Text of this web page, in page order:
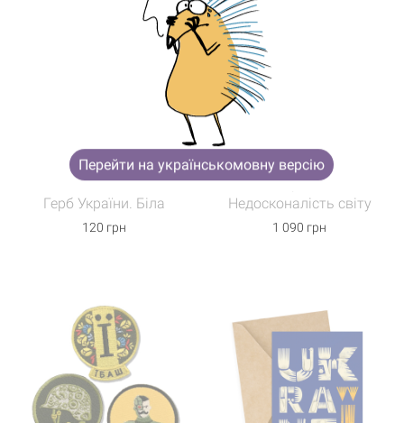
нет в наличии
УЦІНКА! Чашка
Герб України. Біла
120 грн
нет в наличии
Набор из 3-х
Недосконалість світу
1 090 грн
Перейти на українськомовну версію
Корзина пуста